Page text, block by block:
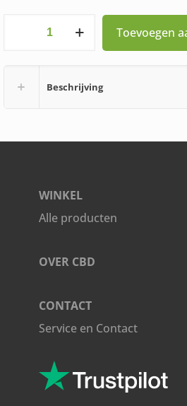
Poeder
Paddenstoelen.nl
125
Toevoegen
Beschrijving
WINKEL
Alle producten
OVER CBD
CONTACT
Service en Contact